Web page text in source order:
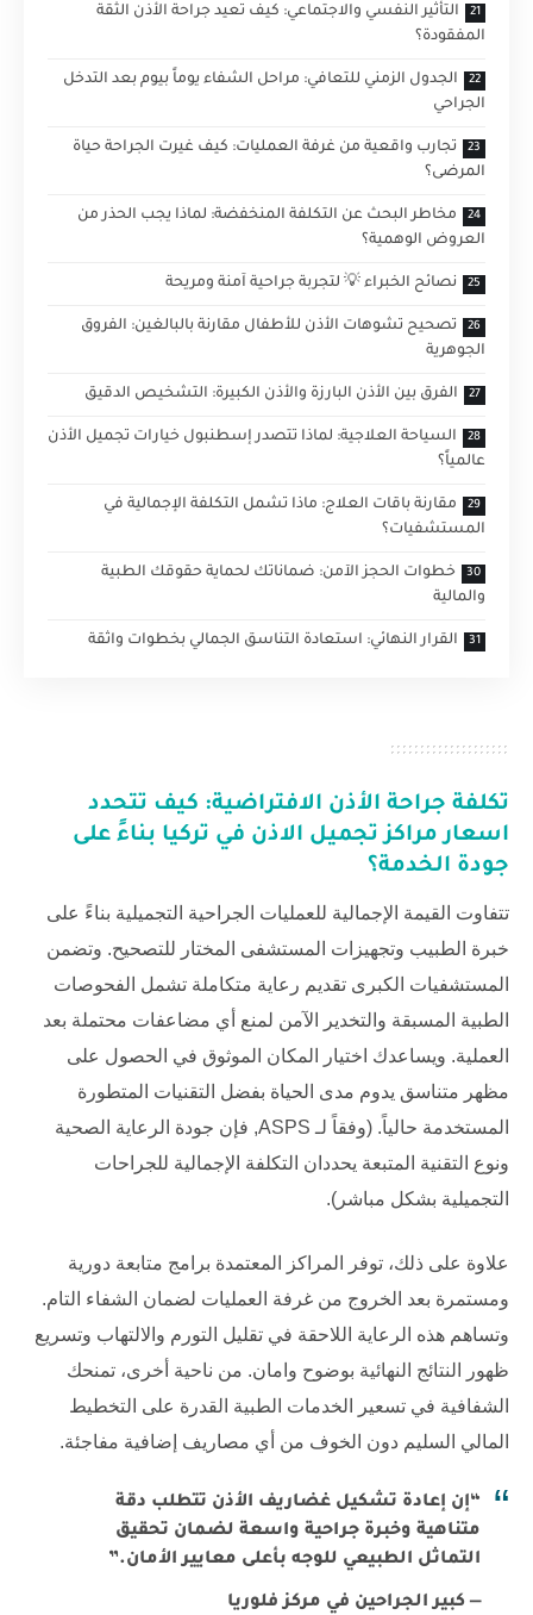
التأثير النفسي والاجتماعي: كيف تعيد جراحة الأذن الثقة
المفقودة؟
الجدول الزمني للتعافي: مراحل الشفاء يوماً بيوم بعد التدخل
الجراحي
تجارب واقعية من غرفة العمليات: كيف غيرت الجراحة حياة
المرضى؟
مخاطر البحث عن التكلفة المنخفضة: لماذا يجب الحذر من
العروض الوهمية؟
نصائح الخبراء 💡 لتجربة جراحية آمنة ومريحة
تصحيح تشوهات الأذن للأطفال مقارنة بالبالغين: الفروق
الجوهرية
الفرق بين الأذن البارزة والأذن الكبيرة: التشخيص الدقيق
السياحة العلاجية: لماذا تتصدر إسطنبول خيارات تجميل الأذن
عالمياً؟
مقارنة باقات العلاج: ماذا تشمل التكلفة الإجمالية في
المستشفيات؟
خطوات الحجز الآمن: ضماناتك لحماية حقوقك الطبية
والمالية
القرار النهائي: استعادة التناسق الجمالي بخطوات واثقة
تكلفة جراحة الأذن الافتراضية: كيف تتحدد
اسعار مراكز تجميل الاذن في تركيا بناءً على
جودة الخدمة؟
تتفاوت القيمة الإجمالية للعمليات الجراحية التجميلية بناءً على
خبرة الطبيب وتجهيزات المستشفى المختار للتصحيح. وتضمن
المستشفيات الكبرى تقديم رعاية متكاملة تشمل الفحوصات
الطبية المسبقة والتخدير الآمن لمنع أي مضاعفات محتملة بعد
العملية. ويساعدك اختيار المكان الموثوق في الحصول على
مظهر متناسق يدوم مدى الحياة بفضل التقنيات المتطورة
المستخدمة حالياً. (وفقاً لـ ASPS, فإن جودة الرعاية الصحية
ونوع التقنية المتبعة يحددان التكلفة الإجمالية للجراحات
التجميلية بشكل مباشر).
علاوة على ذلك، توفر المراكز المعتمدة برامج متابعة دورية
ومستمرة بعد الخروج من غرفة العمليات لضمان الشفاء التام.
وتساهم هذه الرعاية اللاحقة في تقليل التورم والالتهاب وتسريع
ظهور النتائج النهائية بوضوح وامان. من ناحية أخرى، تمنحك
الشفافية في تسعير الخدمات الطبية القدرة على التخطيط
المالي السليم دون الخوف من أي مصاريف إضافية مفاجئة.
“إن إعادة تشكيل غضاريف الأذن تتطلب دقة
متناهية وخبرة جراحية واسعة لضمان تحقيق
التماثل الطبيعي للوجه بأعلى معايير الأمان.”
— كبير الجراحين في مركز فلوريا